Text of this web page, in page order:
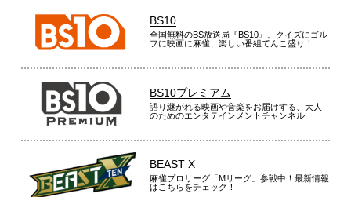
BS10
全国無料のBS放送局『BS10』。クイズにゴル
フに映画に麻雀、楽しい番組てんこ盛り！
BS10プレミアム
語り継がれる映画や音楽をお届けする、大人
のためのエンタテインメントチャンネル
BEAST X
麻雀プロリーグ「Mリーグ」参戦中！最新情報
はこちらをチェック！